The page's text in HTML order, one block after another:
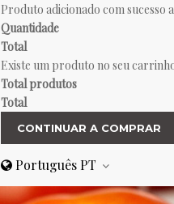
Produto adicionado com sucesso
Quantidade
Total
Existe um produto no seu
Total produtos
Total
CONTINUAR A COMPRAR
Português PT